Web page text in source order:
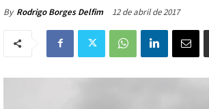
By Rodrigo Borges Delfim 12 de abril de 2017